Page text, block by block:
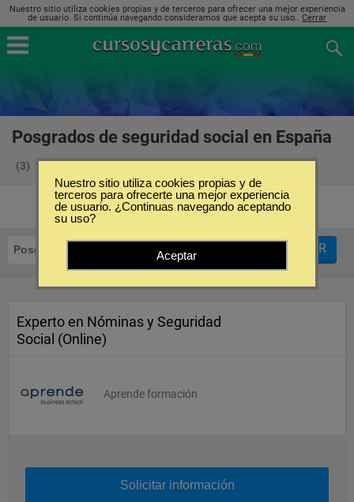
Nuestro sitio utiliza cookies propias y de terceros para ofrecer una mejor experiencia
de usuario. Si continúa navegando consideramos que acepta su uso.. Cerrar
Posgrados de seguridad social en España
(3)
Posgrados Seguridad Social FILTRAR
Experto en Nóminas y Seguridad
Social (Online)
Aprende formación
Solicitar información
Nuestro sitio utiliza cookies propias y de
terceros para ofrecerte una mejor experiencia
de usuario. ¿Continuas navegando aceptando
su uso?
Aceptar